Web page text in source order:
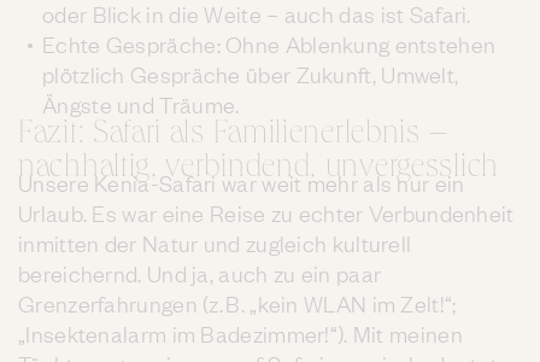
oder Blick in die Weite – auch das ist Safari.
Echte Gespräche: Ohne Ablenkung entstehen
plötzlich Gespräche über Zukunft, Umwelt,
Ängste und Träume.
Fazit: Safari als Familienerlebnis –
nachhaltig, verbindend, unvergesslich
Unsere Kenia-Safari war weit mehr als nur ein
Urlaub. Es war eine Reise zu echter Verbundenheit
inmitten der Natur und zugleich kulturell
bereichernd. Und ja, auch zu ein paar
Grenzerfahrungen (z. B. „kein WLAN im Zelt!“;
„Insektenalarm im Badezimmer!“). Mit meinen